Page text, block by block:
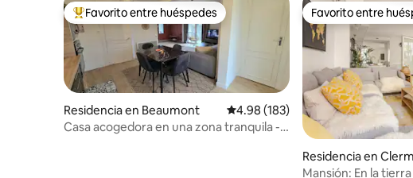
De los mejores en Favorito entre huéspedes
Favorito entre huéspedes
Residencia en Beaumont Calificación promedio: 4.98 de 5;
4.98 (183)
Casa acogedora en una zona tranquila -
Favorito entre
Favorito entre
Residencia en
and
Mansión: En la